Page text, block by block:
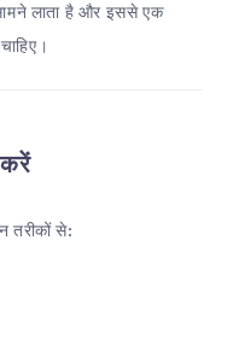
लाता है और इससे एक
तरीकों से: